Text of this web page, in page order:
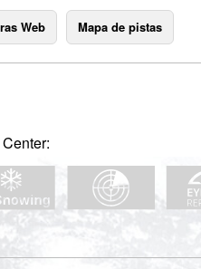
Web Mapa de pistas